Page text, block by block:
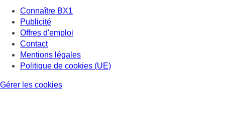
Connaître BX1
Publicité
Offres d'emploi
Contact
Mentions légales
Politique de cookies (UE)
Gérer les cookies